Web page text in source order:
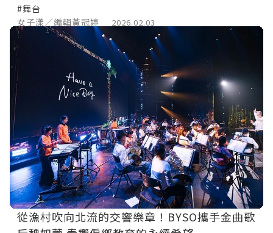
#舞台
女子漾／編輯黃冠婷
2026.02.03
從漁村吹向北流的交響樂章！BYSO攜手金曲歌